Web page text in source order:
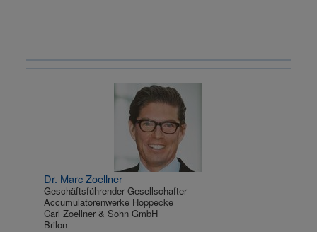
Dr. Marc Zoellner
Geschäftsführender Gesellschafter
Accumulatorenwerke Hoppecke
Carl Zoellner & Sohn GmbH
Brilon